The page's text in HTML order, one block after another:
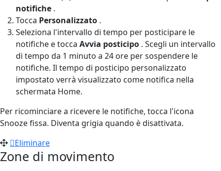
notifiche .
Tocca Personalizzato .
Seleziona l'intervallo di tempo per posticipare le
notifiche e tocca Avvia posticipo . Scegli un intervallo
di tempo da 1 minuto a 24 ore per sospendere le
notifiche. Il tempo di posticipo personalizzato
impostato verrà visualizzato come notifica nella
schermata Home.
Per ricominciare a ricevere le notifiche, tocca l'icona
Snooze fissa. Diventa grigia quando è disattivata.
Eliminare
Zone di movimento